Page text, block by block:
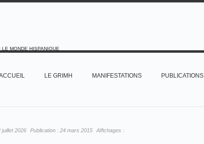
MONDE HISPANIQUE
LE GRIMH MANIFESTATIONS PUBLICATIONS
juillet 2026 Publication : 24 mars 2015
Affichages :